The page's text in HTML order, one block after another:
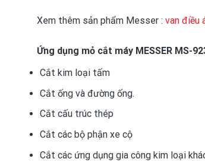
Xem thêm sản phẩm Messer : van điều
Ứng dụng mỏ cắt máy MESSER MS-
Cắt kim loại tấm
Cắt ống và đường ống.
Cắt cấu trúc thép
Cắt các bộ phận xe cộ
Cắt các ứng dụng gia công kim loại